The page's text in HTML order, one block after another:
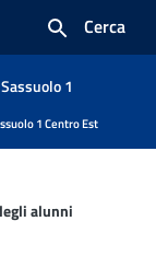
Cerca
1
1 Centro Est
alunni